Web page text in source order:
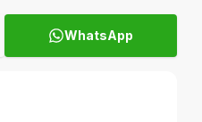
WhatsApp